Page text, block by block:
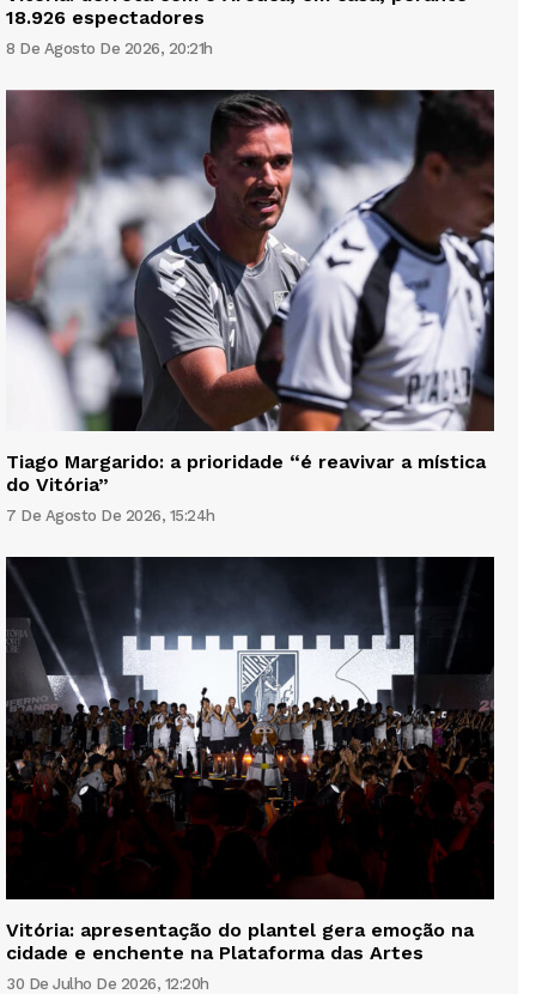
18.926 espectadores
8 De Agosto De 2026, 20:21h
Tiago Margarido: a prioridade “é reavivar a mística
do Vitória”
7 De Agosto De 2026, 15:24h
Vitória: apresentação do plantel gera emoção na
cidade e enchente na Plataforma das Artes
30 De Julho De 2026, 12:20h